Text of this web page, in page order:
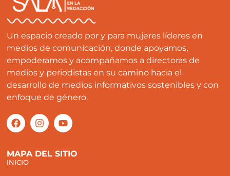
Un espacio creado por y para mujeres líderes en
medios de comunicación, donde apoyamos,
empoderamos y acompañamos a directoras de
medios y periodistas en su camino hacia el
desarrollo de medios informativos sostenibles y con
enfoque de género.
MAPA DEL SITIO
INICIO